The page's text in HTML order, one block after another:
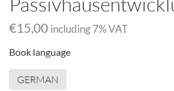
€15,00 including 7% VAT
Book language
GERMAN